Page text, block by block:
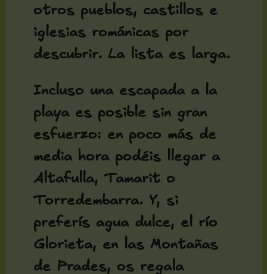
otros pueblos, castillos e
iglesias románicas por
descubrir. La lista es larga.
Incluso una escapada a la
playa es posible sin gran
esfuerzo: en poco más de
media hora podéis llegar a
Altafulla, Tamarit o
Torredembarra. Y, si
preferís agua dulce, el río
Glorieta, en las Montañas
de Prades, os regala